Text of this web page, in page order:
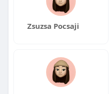
Zsuzsa Pocsaji